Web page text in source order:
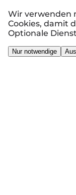
Wir verwenden
Cookies, damit
Optionale
Nur notwendige